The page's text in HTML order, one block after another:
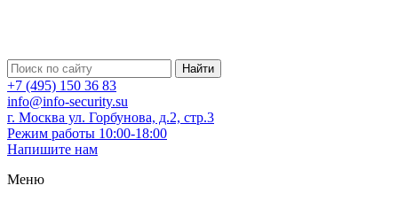
Найти
+7 (495) 150 36 83
info@info-security.su
г. Москва ул. Горбунова, д.2, стр.3
Режим работы 10:00-18:00
Напишите нам
Меню